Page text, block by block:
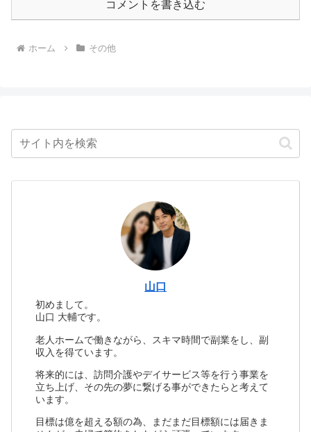
コメントを書き込む
ホーム その他
山口
初めまして。
山口 大輔です。
老人ホームで働きながら、スキマ時間で副業をし、副
収入を得ています。
将来的には、訪問介護やデイサービス等を行う事業を
立ち上げ、その先の夢に繋げる事ができたらと考えて
います。
目標は億を超える額の為、まだまだ目標額には届きま